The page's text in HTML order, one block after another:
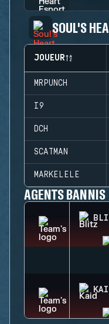
SOUL'S
JOUEUR
MRPUNCH
I9
DCH
SCATMAN
MARKELELE
AGENTS BANNIS